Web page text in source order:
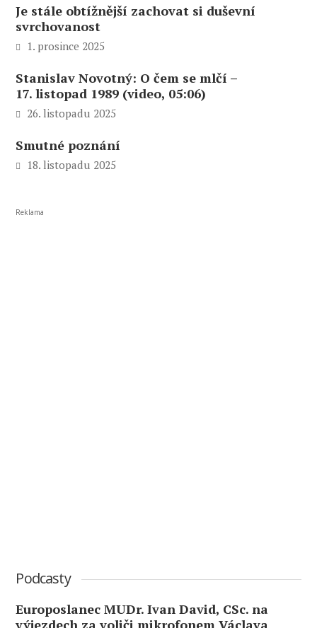
Je stále obtížnější zachovat si duševní
svrchovanost
1. prosince 2025
Stanislav Novotný: O čem se mlčí –
17. listopad 1989 (video, 05:06)
26. listopadu 2025
Smutné poznání
18. listopadu 2025
Reklama
Podcasty
Europoslanec MUDr. Ivan David, CSc. na
výjezdech za voliči mikrofonem Václava